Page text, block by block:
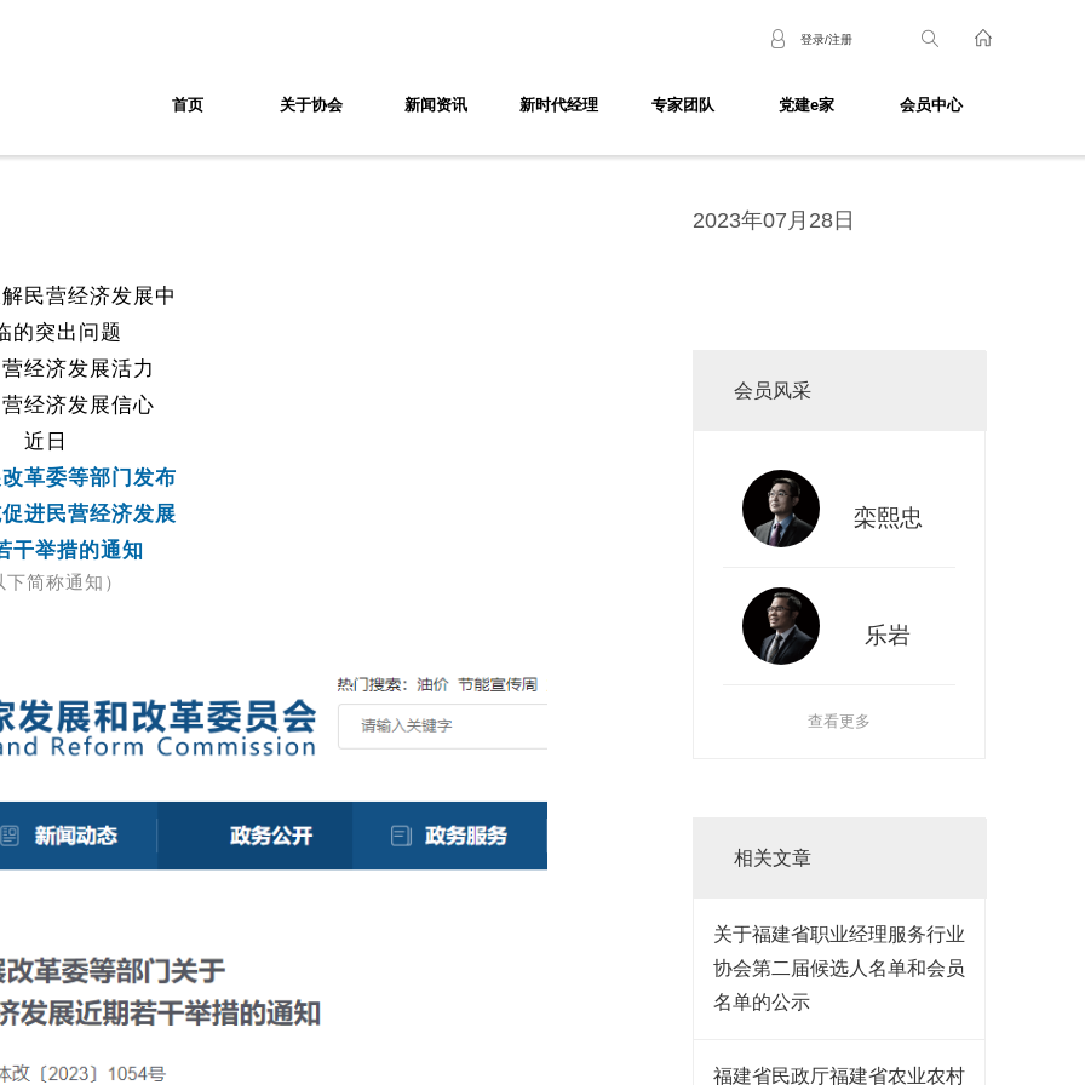
登录/注册
首页 关于协会 新闻资讯 新时代经理 专家团队 党建e家 会员中心
民营经济发展中
的突出问题
经济发展活力
经济发展信心
近日
革委等部门发布
进民营经济发展
干举措的通知
下简称通知）
2023年07月28日
会员风采
栾熙忠
乐岩
查看更多
相关文章
关于福建省职业经理服务行业
协会第二届候选人名单和会员
名单的公示
福建省民政厅福建省农业农村